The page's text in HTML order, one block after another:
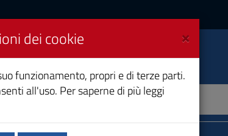
×
dei cookie
funzionamento, propri e di terze parti.
all'uso. Per saperne di più leggi